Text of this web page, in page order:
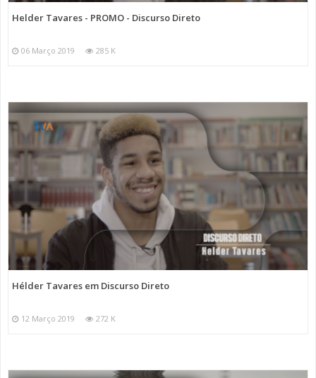
Helder Tavares - PROMO - Discurso Direto
06 Março 2019 285 K
Hélder Tavares em Discurso Direto
12 Março 2019 272 K